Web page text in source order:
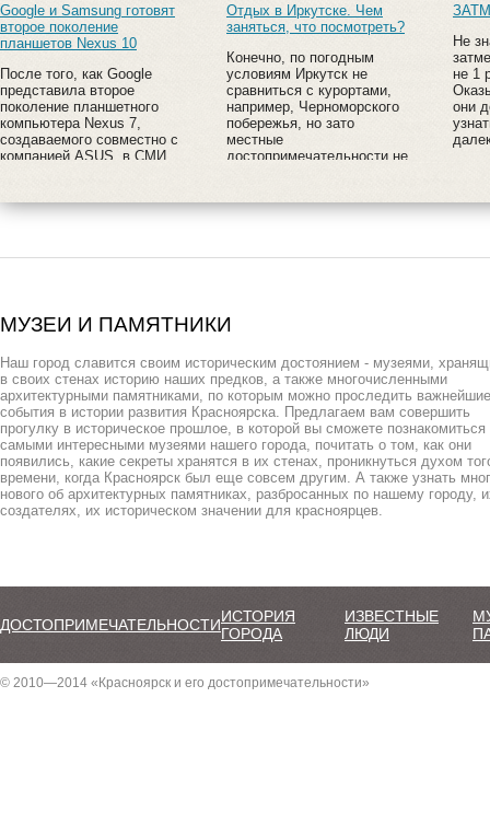
Google и Samsung готовят
второе поколение
планшетов Nexus 10
После того, как Google
представила второе
поколение планшетного
компьютера Nexus 7,
создаваемого совместно с
компанией ASUS, в СМИ
модели - Nexus 10. Этот
Отдых в Иркутске. Чем
заняться, что посмотреть?
Конечно, по погодным
условиям Иркутск не
сравниться с курортами,
например, Черноморского
побережья, но зато
местные
достопримечательности не
построек, имеющих
Не
не 1
они
МУЗЕИ И ПАМЯТНИКИ
Наш город славится своим историческим достоянием - музеями,
в своих стенах историю наших предков, а также многочисленными
архитектурными памятниками, по которым можно проследить важнейшие
события в истории развития Красноярска. Предлагаем вам совершить
прогулку в историческое прошлое, в которой вы сможете познакомиться
самыми интересными музеями нашего города, почитать о том, как они
появились, какие секреты хранятся в их стенах, проникнуться духом
времени, когда Красноярск был еще совсем другим. А также узнать
нового об архитектурных памятниках, разбросанных по нашему городу,
создателях, их историческом значении для красноярцев.
ДОСТОПРИМЕЧАТЕЛЬНОСТИИСТОРИЯ
ГОРОДА
ИЗВЕСТНЫЕ
ЛЮДИ
© 2010—2014 «Красноярск и его достопримечательности»